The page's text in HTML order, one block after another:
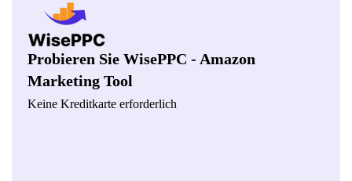
Probieren Sie WisePPC - Amazon
Marketing Tool
Keine Kreditkarte erforderlich